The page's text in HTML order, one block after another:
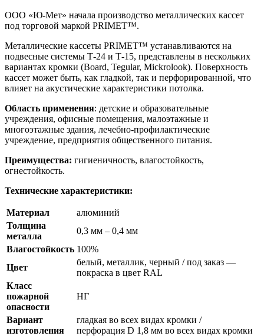
ООО «Ю-Мет» начала производство металлических кассет
под торговой маркой PRIMET™.
Металлические кассеты PRIMET™ устанавливаются на
подвесные системы Т-24 и Т-15, представлены в нескольких
вариантах кромки (Board, Tegular, Mickrolook). Поверхность
кассет может быть, как гладкой, так и перфорированной, что
влияет на акустические характеристики потолка.
Область применения: детские и образовательные
учреждения, офисные помещения, малоэтажные и
многоэтажные здания, лечебно-профилактические
учреждение, предприятия общественного питания.
Преимущества: гигиеничность, влагостойкость,
огнестойкость.
Технические характеристики:
Материал
алюминий
Толщина
металла
0,3 мм – 0,4 мм
Влагостойкость 100%
Цвет
белый, металлик, черный / под заказ —
покраска в цвет RAL
Класс
пожарной
опасности
НГ
Вариант
изготовления
гладкая во всех видах кромки /
перфорация D 1,8 мм во всех видах кромки